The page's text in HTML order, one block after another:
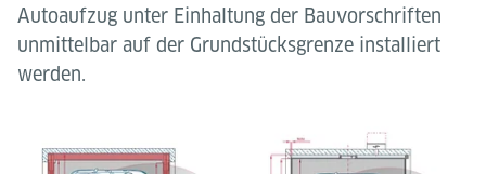
Autoaufzug unter Einhaltung der Bauvorschriften
unmittelbar auf der Grundstücksgrenze installiert
werden.